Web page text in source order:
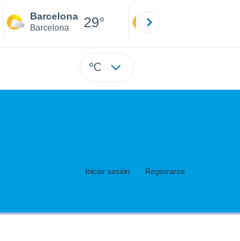
Barcelona
Barcelona 29°
ºC
Iniciar sesión Registrarse